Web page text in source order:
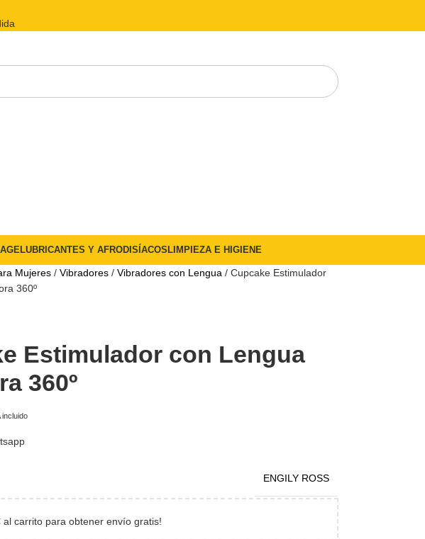
LUBRICANTES Y AFRODISÍACOSLIMPIEZA E HIGIENE
Mujeres Vibradores Vibradores con Lengua
Cupcake Estimulador
360º
Estimulador con Lengua
360º
incluido
ENGILY ROSS
al carrito para obtener envío gratis!